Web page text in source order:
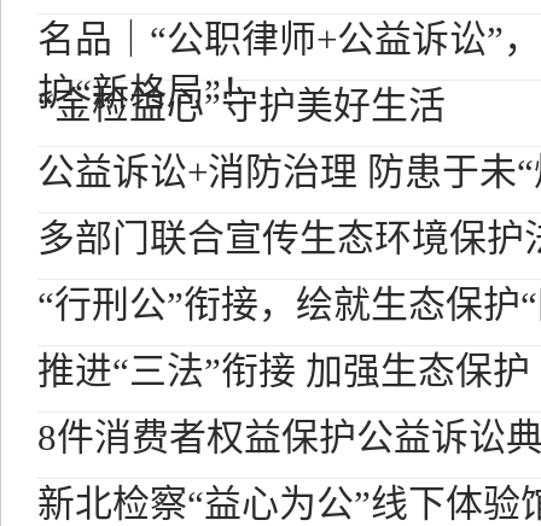
名品｜“公职律师+公益诉讼”
护“新格局”！
“金检益心”守护美好生活
公益诉讼+消防治理 防患于未“
多部门联合宣传生态环境保护
“行刑公”衔接，绘就生态保护
推进“三法”衔接 加强生态保护
8件消费者权益保护公益诉讼
新北检察“益心为公”线下体验